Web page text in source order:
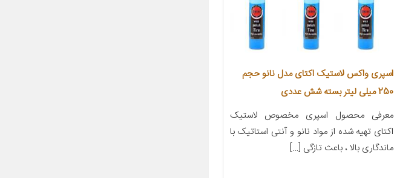
اسپری واکس لاستیک اکتای مدل نانو حجم
250 میلی لیتر بسته شش عددی
معرفی محصول اسپری مخصوص لاستیک
اکتای تهیه شده از مواد نانو و آنتی استاتیک با
ماندگاری بالا ، باعث تازگی […]